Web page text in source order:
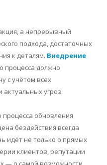
а непрерывный
подхода, достаточных
к деталям. Внедрение
процесса должно
с учётом всех
актуальных угроз.
процесса обновления
бездействия всегда
идёт не только о прямых
клиентов, репутации